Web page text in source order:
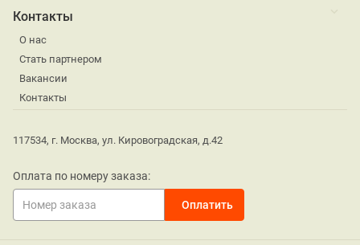
Контакты
О нас
Стать партнером
Вакансии
Контакты
117534, г. Москва, ул. Кировоградская, д.42
Оплата по номеру заказа: